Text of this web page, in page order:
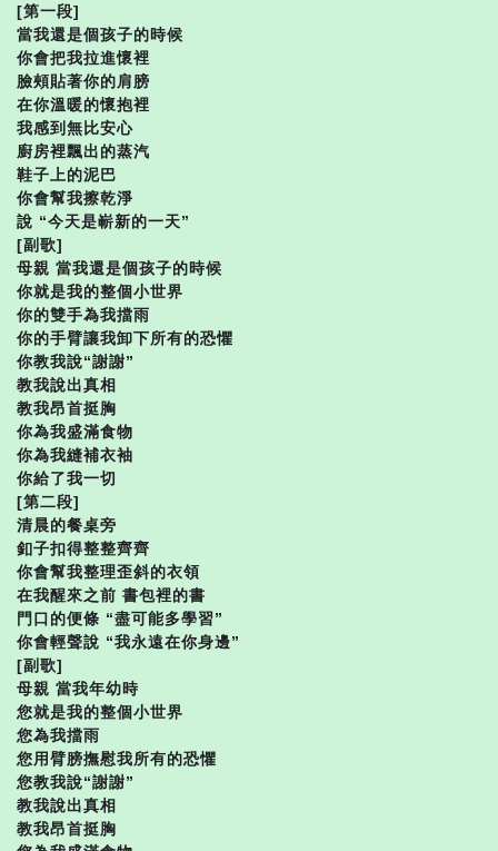
[第一段]
當我還是個孩子的時候
你會把我拉進懷裡
臉頰貼著你的肩膀
在你溫暖的懷抱裡
我感到無比安心
廚房裡飄出的蒸汽
鞋子上的泥巴
你會幫我擦乾淨
說 “今天是嶄新的一天”
[副歌]
母親 當我還是個孩子的時候
你就是我的整個小世界
你的雙手為我擋雨
你的手臂讓我卸下所有的恐懼
你教我說“謝謝”
教我說出真相
教我昂首挺胸
你為我盛滿食物
你為我縫補衣袖
你給了我一切
[第二段]
清晨的餐桌旁
釦子扣得整整齊齊
你會幫我整理歪斜的衣領
在我醒來之前 書包裡的書
門口的便條 “盡可能多學習”
你會輕聲說 “我永遠在你身邊”
[副歌]
母親 當我年幼時
您就是我的整個小世界
您為我擋雨
您用臂膀撫慰我所有的恐懼
您教我說“謝謝”
教我說出真相
教我昂首挺胸